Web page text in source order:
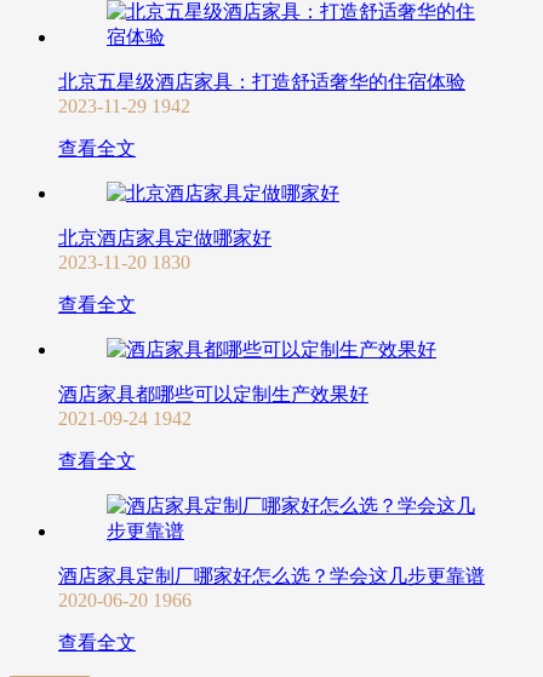
北京五星级酒店家具：打造舒适奢华的住宿体验
2023-11-29 1942
查看全文
北京酒店家具定做哪家好
2023-11-20 1830
查看全文
酒店家具都哪些可以定制生产效果好
2021-09-24 1942
查看全文
酒店家具定制厂哪家好怎么选？学会这几步更靠谱
2020-06-20 1966
查看全文